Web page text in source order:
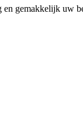
gemakkelijk uw